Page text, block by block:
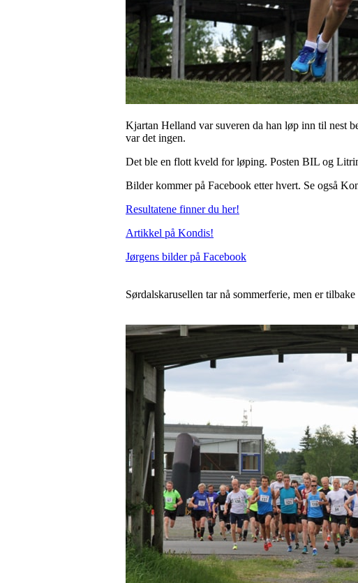
Kjartan Helland var suveren da han løp inn til nest
var det ingen.
Det ble en flott kveld for løping. Posten BIL og
Bilder kommer på Facebook etter hvert. Se også
Resultatene finner du her!
Artikkel på Kondis!
Jørgens bilder på Facebook
Sørdalskarusellen tar nå sommerferie, men er tilbake